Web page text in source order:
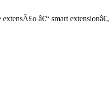
â€“ smart extensionâ€,